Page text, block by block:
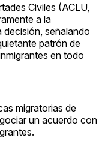
Civiles (ACLU,
a la
decisión, señalando
patrón de
en todo
migratorias de
un acuerdo con